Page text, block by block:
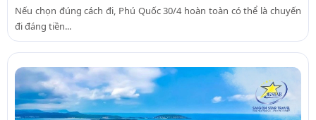
Nếu chọn đúng cách đi, Phú Quốc 30/4 hoàn toàn có thể là chuyến
đi đáng tiền...